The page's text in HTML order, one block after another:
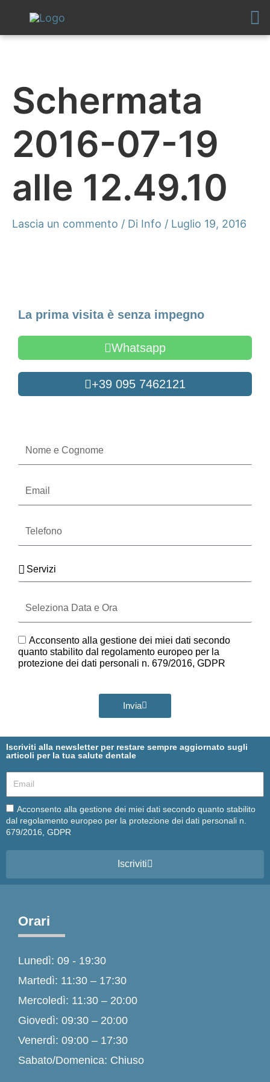
contenuto
Schermata
2016-07-19
alle 12.49.10
Lascia un commento / Di Info / Luglio 19, 2016
La prima visita è senza impegno
Whatsapp
+39 095 7462121
Cognome
Servizi
Data
e
GDPR
Acconsento alla gestione dei miei dati secondo
quanto stabilito dal regolamento europeo per la
protezione dei dati personali n. 679/2016, GDPR
Invia
Iscriviti alla newsletter per restare sempre aggiornato sugli
articoli per la tua salute dentale
Email
Email
Acconsento alla gestione dei miei dati secondo quanto stabilito
dal regolamento europeo per la protezione dei dati personali n.
679/2016, GDPR
Iscriviti
Orari
Lunedì: 09 - 19:30
Martedì: 11:30 – 17:30
Mercoledì: 11:30 – 20:00
Giovedì: 09:30 – 20:00
Venerdì: 09:00 – 17:30
Sabato/Domenica: Chiuso